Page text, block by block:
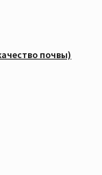
почвы)